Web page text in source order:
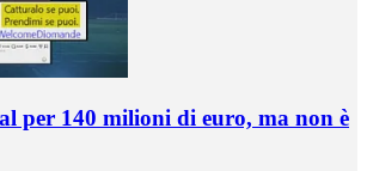
per 140 milioni di euro, ma non è